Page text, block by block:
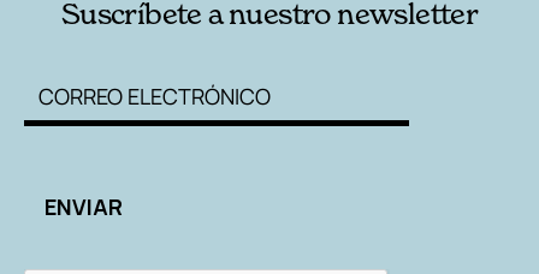
Suscríbete a nuestro newsletter